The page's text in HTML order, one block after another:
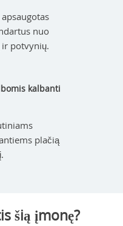
nuo
ir potvynių.
kalbanti
plačią
šią įmonę?